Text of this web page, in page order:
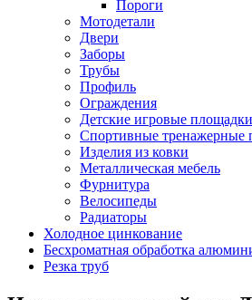
Пороги
Мотодетали
Двери
Заборы
Трубы
Профиль
Ограждения
Детские игровые площадки
Спортивные тренажерные
Изделия из ковки
Металлическая мебель
Фурнитура
Велосипеды
Радиаторы
Холодное цинкование
Бесхроматная обработка
Резка труб